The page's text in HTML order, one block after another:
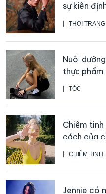
THỜI TRANG
sự kiên định
TÓC
Nuôi
thực phẩm
CHIÊM TINH
Chiêm
cách của
Jennie có